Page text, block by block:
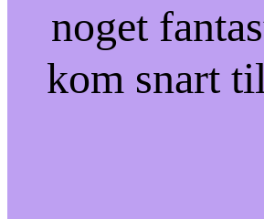
noget
kom snart